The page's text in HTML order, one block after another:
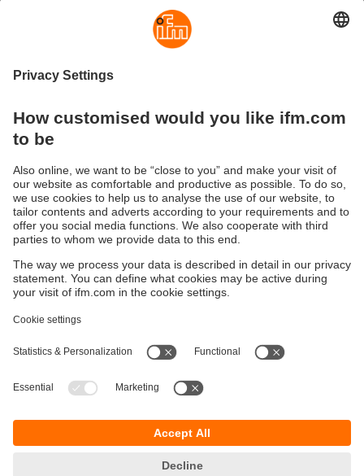
KB)
Održivost
Postavke i uslovi
Zaštita privatnosti
Responsible Disclosure
ifm electronic gmbh
1120 Wien